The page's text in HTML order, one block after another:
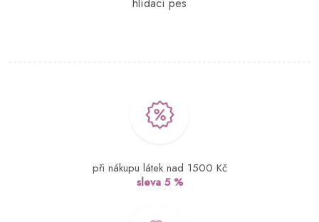
při nákupu látek nad 1500 Kč
sleva 5 %